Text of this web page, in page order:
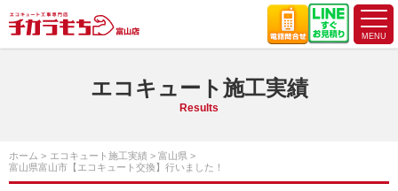
エコキュート施工実績
Results
ホーム エコキュート施工実績
富山県
富山県富山市【エコキュート交換】行いました！